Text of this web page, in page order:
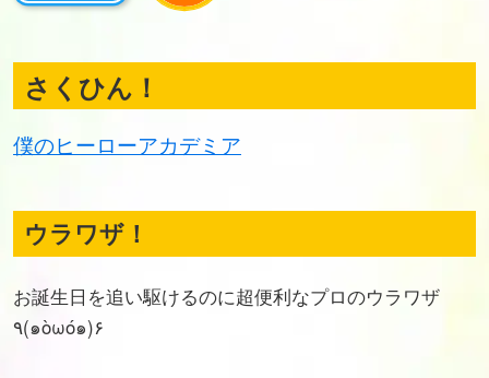
さくひん！
僕のヒーローアカデミア
ウラワザ！
お誕生日を追い駆けるのに超便利なプロのウラワザ
٩(๑òωó๑)۶